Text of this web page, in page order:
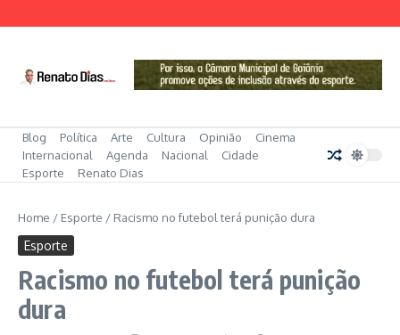
Blog Política Arte Cultura Opinião
Cinema
Internacional
Agenda Nacional
Cidade
Esporte
Renato Dias
Home / Esporte / Racismo no futebol terá punição dura
Esporte
Racismo no futebol terá punição
dura